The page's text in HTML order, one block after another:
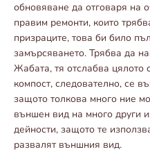
обновяване да отговаря на
правим ремонти, които
призраците, това би било
замърсяването. Трябва да
Жабата, тя отслабва цялото
компост, следователно, се
защото толкова много ние
външен вид на много други
дейности, защото те
развалят външния вид.